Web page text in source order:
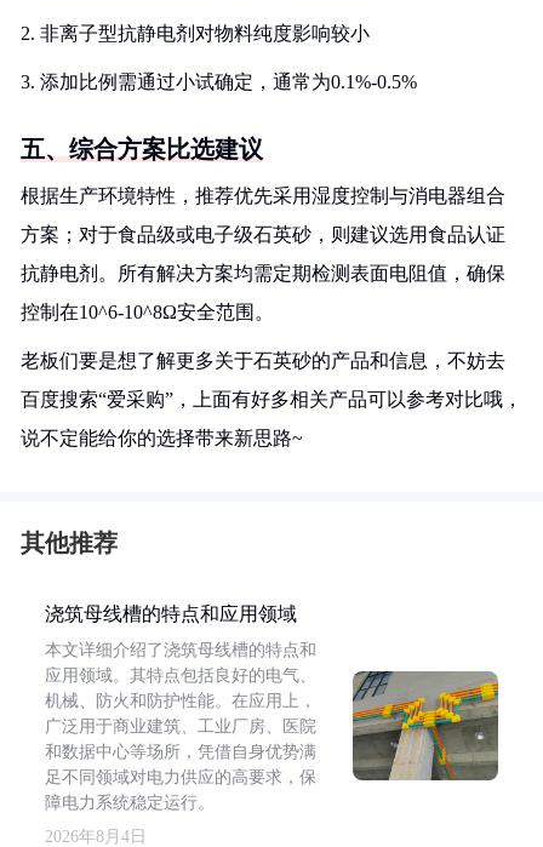
2. 非离子型抗静电剂对物料纯度影响较小
3. 添加比例需通过小试确定，通常为0.1%-0.5%
五、综合方案比选建议
根据生产环境特性，推荐优先采用湿度控制与消电器组合
方案；对于食品级或电子级石英砂，则建议选用食品认证
抗静电剂。所有解决方案均需定期检测表面电阻值，确保
控制在10^6-10^8Ω安全范围。
老板们要是想了解更多关于石英砂的产品和信息，不妨去
百度搜索“爱采购”，上面有好多相关产品可以参考对比哦，
说不定能给你的选择带来新思路~
其他推荐
浇筑母线槽的特点和应用领域
本文详细介绍了浇筑母线槽的特点和
应用领域。其特点包括良好的电气、
机械、防火和防护性能。在应用上，
广泛用于商业建筑、工业厂房、医院
和数据中心等场所，凭借自身优势满
足不同领域对电力供应的高要求，保
障电力系统稳定运行。
2026年8月4日